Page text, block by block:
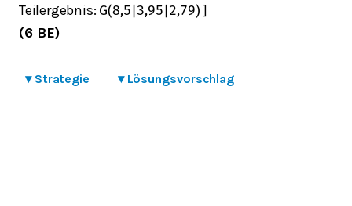
Teilergebnis: G(8,5 |3,95 2,79) ]
(6 BE)
▾ Strategie ▾ Lösungsvorschlag